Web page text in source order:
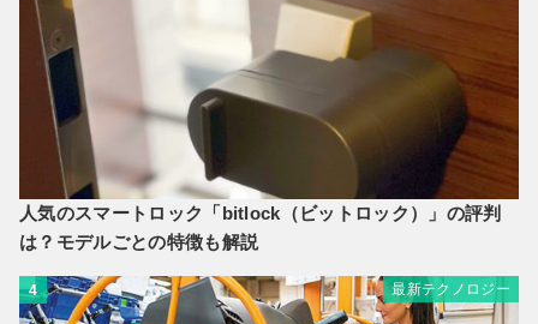
人気のスマートロック「bitlock（ビットロック）」の評判
は？モデルごとの特徴も解説
4 最新テクノロジー